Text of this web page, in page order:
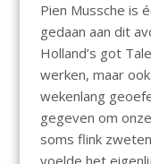
Pien Mussche is
gedaan aan dit
Holland’s got
werken, maar
wekenlang
gegeven om
soms flink